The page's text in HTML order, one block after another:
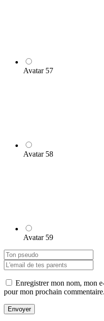
Avatar 57
Avatar 58
Avatar 59
Enregistrer mon nom, mon
pour mon prochain commentaire.
Envoyer